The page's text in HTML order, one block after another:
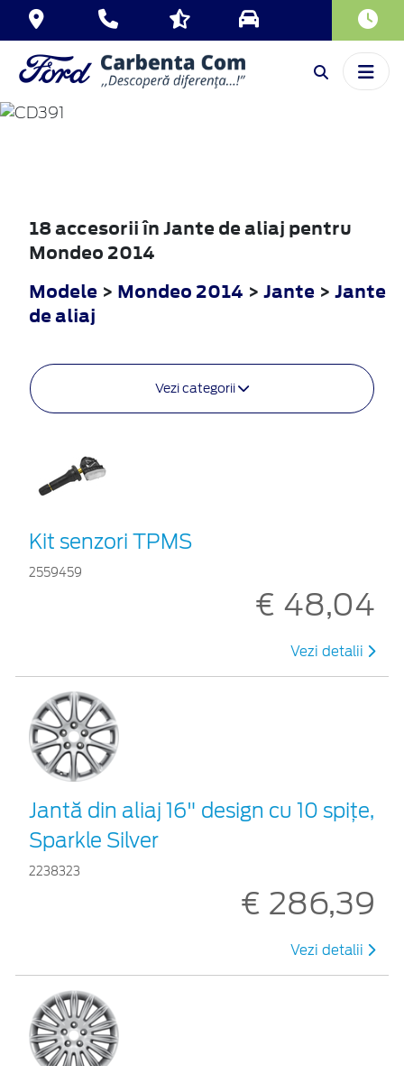
MONDEO
18 accesorii în Jante de aliaj pentru
Mondeo 2014
Modele > Mondeo 2014 > Jante > Jante
de aliaj
Vezi categorii
Kit senzori TPMS
2559459
€ 48,04
Vezi detalii
Jantă din aliaj 16" design cu 10 spiţe,
Sparkle Silver
2238323
€ 286,39
Vezi detalii